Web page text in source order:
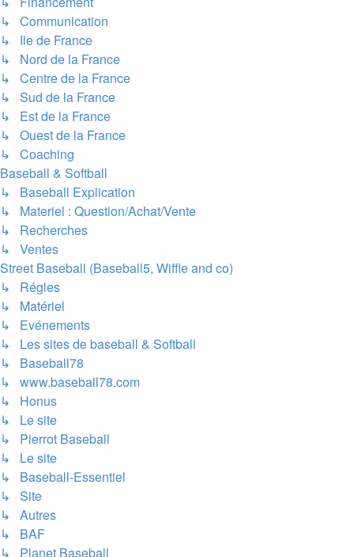
↳ Communication
↳ Ile de France
↳ Nord de la France
↳ Centre de la France
↳ Sud de la France
↳ Est de la France
↳ Ouest de la France
↳ Coaching
Baseball & Softball
↳ Baseball Explication
↳ Materiel : Question/Achat/Vente
↳ Recherches
↳ Ventes
Street Baseball (Baseball5, Wiffle and co)
↳ Régles
↳ Matériel
↳ Evénements
↳ Les sites de baseball & Softball
↳ Baseball78
↳ www.baseball78.com
↳ Honus
↳ Le site
↳ Pierrot Baseball
↳ Le site
↳ Baseball-Essentiel
↳ Site
↳ Autres
↳ BAF
↳ Planet Baseball